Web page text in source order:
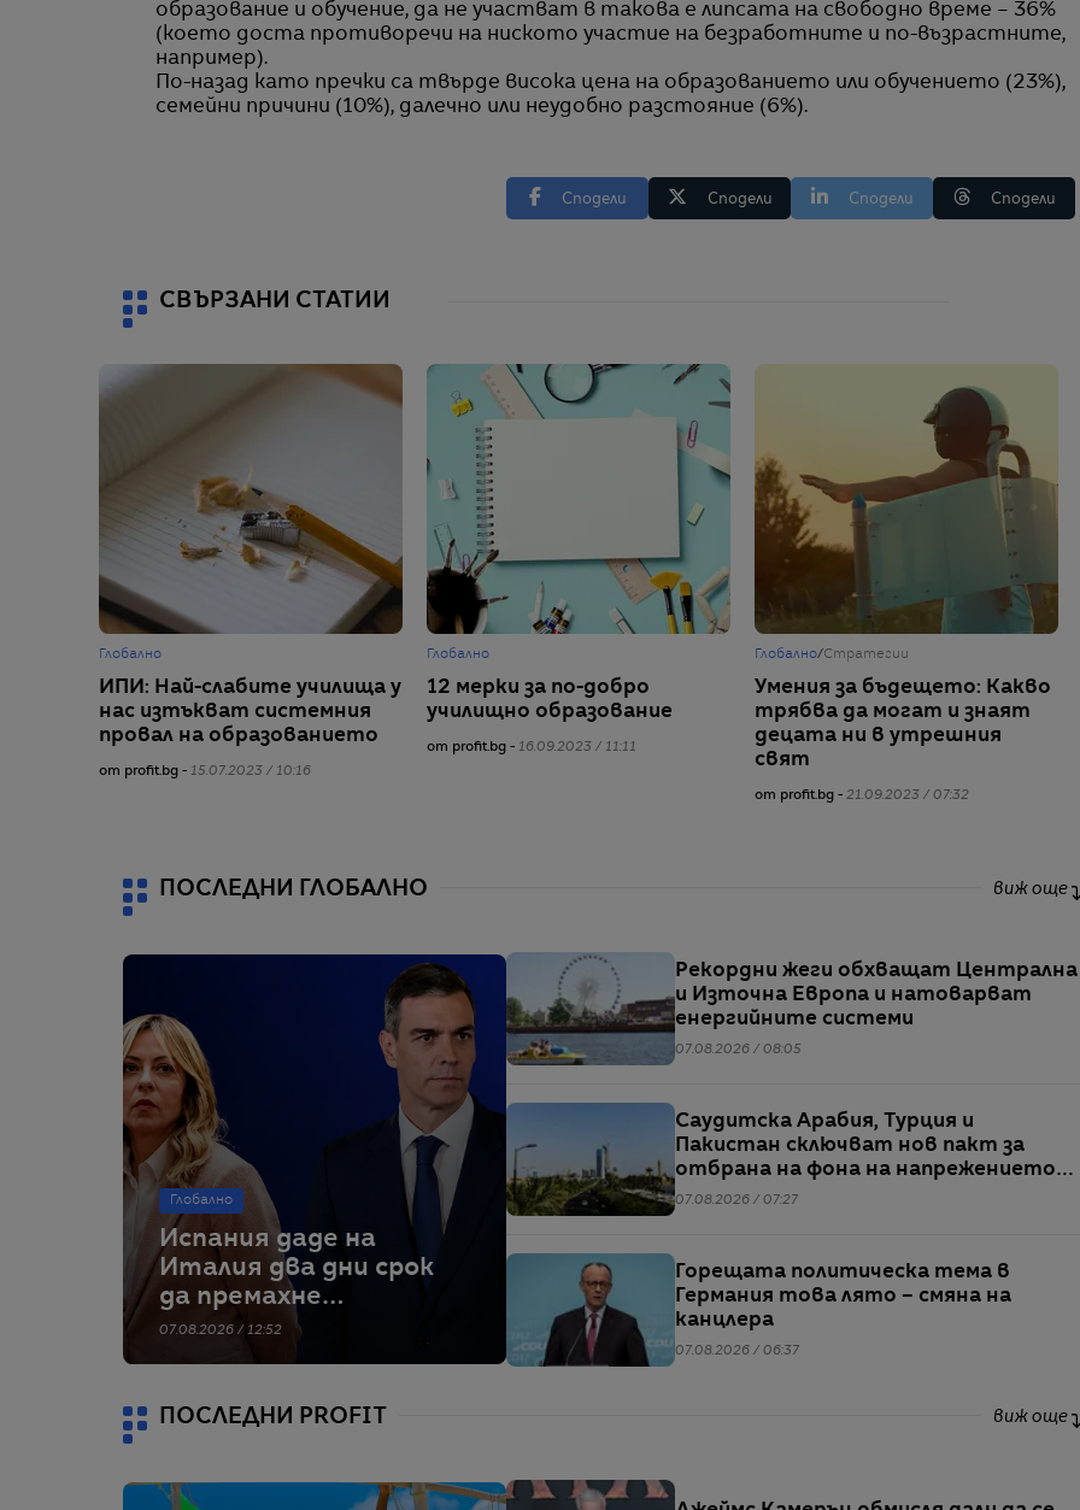
образование и обучение, да не участват в такова е липсата на свободно време – 36%
(което доста противоречи на ниското участие на безработните и по-възрастните,
например).
По-назад като пречки са твърде висока цена на образованието или обучението (23%),
семейни причини (10%), далечно или неудобно разстояние (6%).
Сподели Сподели Сподели Сподели
СВЪРЗАНИ СТАТИИ
Глобално
ИПИ: Най-слабите училища у
нас изтъкват системния
провал на образованието
от profit.bg - 15.07.2023 / 10:16
Глобално
12 мерки за по-добро
училищно образование
от profit.bg - 16.09.2023 / 11:11
Глобално/Стратегии
Умения за бъдещето: Какво
трябва да могат и знаят
децата ни в утрешния
свят
от profit.bg - 21.09.2023 / 07:32
ПОСЛЕДНИ ГЛОБАЛНО виж още
Глобално
Испания даде на
Италия два дни срок
да премахне
граничните
07.08.2026 / 12:52
Рекордни жеги обхващат Централна
и Източна Европа и натоварват
енергийните системи
07.08.2026 / 08:05
Саудитска Арабия, Турция и
Пакистан сключват нов пакт за
отбрана на фона на напрежението
между САЩ и Иран
07.08.2026 / 07:27
Горещата политическа тема в
Германия това лято – смяна на
канцлера
07.08.2026 / 06:37
ПОСЛЕДНИ PROFIT виж още